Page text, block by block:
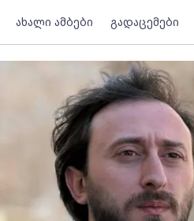
ახალი ამბები გადაცემები